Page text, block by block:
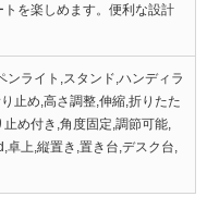
を楽しめます。便利な設計
ンライト,スタンド,ハンディラ
止め,高さ調整,伸縮,折りたた
め付き,角度固定,調節可能,
卓上,縦置き,置き台,デスク台,